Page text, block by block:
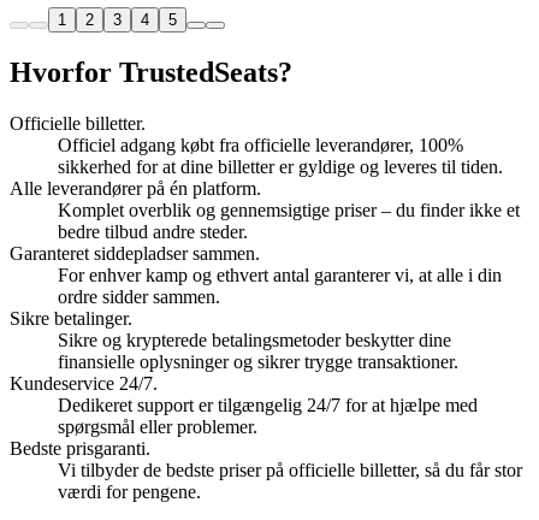
1 2 3 4 5
Hvorfor TrustedSeats?
Officielle billetter.
Officiel adgang købt fra officielle leverandører, 100%
sikkerhed for at dine billetter er gyldige og leveres til tiden.
Alle leverandører på én platform.
Komplet overblik og gennemsigtige priser – du finder ikke et
bedre tilbud andre steder.
Garanteret siddepladser sammen.
For enhver kamp og ethvert antal garanterer vi, at alle i din
ordre sidder sammen.
Sikre betalinger.
Sikre og krypterede betalingsmetoder beskytter dine
finansielle oplysninger og sikrer trygge transaktioner.
Kundeservice 24/7.
Dedikeret support er tilgængelig 24/7 for at hjælpe med
spørgsmål eller problemer.
Bedste prisgaranti.
Vi tilbyder de bedste priser på officielle billetter, så du får stor
værdi for pengene.